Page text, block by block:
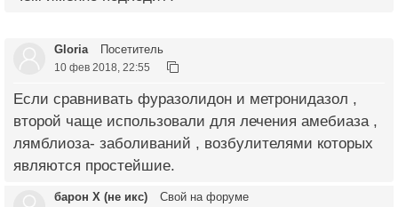
Gloria Посетитель
10 фев 2018, 22:55
Если сравнивать фуразолидон и метронидазол ,
второй чаще использовали для лечения амебиаза ,
лямблиоза- заболиваний , возбулителями которых
являются простейшие.
барон Х (не икс) Свой на форуме